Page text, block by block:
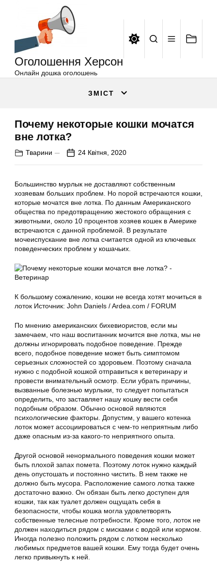
Оголошення Херсон
Онлайн дошка оголошень
ЗМІСТ
Почему некоторые кошки мочатся
вне лотка?
Тварини 24 Квітня, 2020
Большинство мурлык не доставляют собственным
хозяевам больших проблем. Но порой встречаются кошки,
которые мочатся вне лотка. По данным Американского
общества по предотвращению жестокого обращения с
животными, около 10 процентов хозяев кошек в Америке
встречаются с данной проблемой. В результате
мочеиспускание вне лотка считается одной из ключевых
поведенческих проблем у кошачьих.
К большому сожалению, кошки не всегда хотят мочиться в
лоток Источник: John Daniels / Ardea.com / FORUM
По мнению американских бихевиористов, если мы
замечаем, что наш воспитанник мочится вне лотка, мы не
должны игнорировать подобное поведение. Прежде
всего, подобное поведение может быть симптомом
серьезных сложностей со здоровьем. Поэтому сначала
нужно с подобной кошкой отправиться к ветеринару и
провести внимательный осмотр. Если убрать причины,
вызванные болезнью мурлыки, то следует попытаться
определить, что заставляет нашу кошку вести себя
подобным образом. Обычно основой являются
психологические факторы. Допустим, у вашего котенка
лоток может ассоциироваться с чем-то неприятным либо
даже опасным из-за какого-то неприятного опыта.
Другой основой ненормального поведения кошки может
быть плохой запах помета. Поэтому лоток нужно каждый
день опустошать и постоянно чистить. В нем также не
должно быть мусора. Расположение самого лотка также
достаточно важно. Он обязан быть легко доступен для
кошки, так как туалет должен ощущать себя в
безопасности, чтобы кошка могла удовлетворять
собственные телесные потребности. Кроме того, лоток не
должен находиться рядом с мисками с водой или кормом.
Иногда полезно положить рядом с лотком несколько
любимых предметов вашей кошки. Ему тогда будет очень
легко привыкнуть к ней.